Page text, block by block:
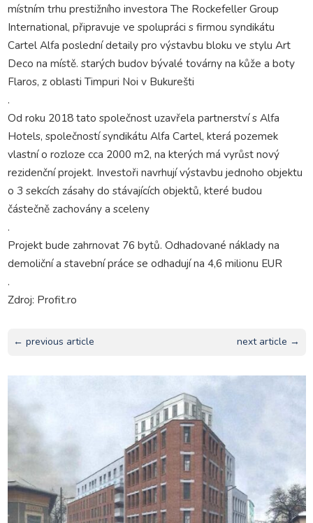
místním trhu prestižního investora The Rockefeller Group
International, připravuje ve spolupráci s firmou syndikátu
Cartel Alfa poslední detaily pro výstavbu bloku ve stylu Art
Deco na místě. starých budov bývalé továrny na kůže a boty
Flaros, z oblasti Timpuri Noi v Bukurešti
.
Od roku 2018 tato společnost uzavřela partnerství s Alfa
Hotels, společností syndikátu Alfa Cartel, která pozemek
vlastní o rozloze cca 2000 m2, na kterých má vyrůst nový
rezidenční projekt. Investoři navrhují výstavbu jednoho objektu
o 3 sekcích zásahy do stávajících objektů, které budou
částečně zachovány a sceleny
.
Projekt bude zahrnovat 76 bytů. Odhadované náklady na
demoliční a stavební práce se odhadují na 4,6 milionu EUR
.
Zdroj: Profit.ro
← previous article next article →